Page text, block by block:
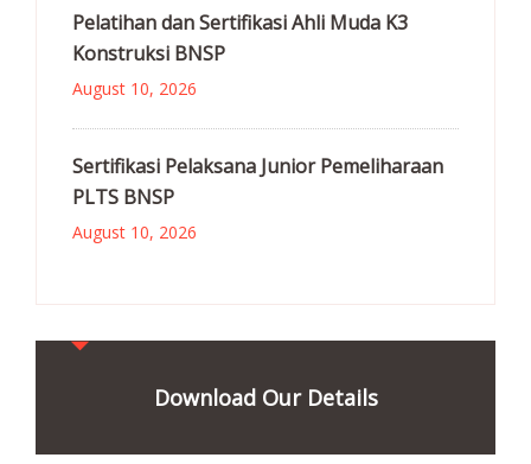
Pelatihan dan Sertifikasi Ahli Muda K3
Konstruksi BNSP
August 10, 2026
Sertifikasi Pelaksana Junior Pemeliharaan
PLTS BNSP
August 10, 2026
Download Our Details